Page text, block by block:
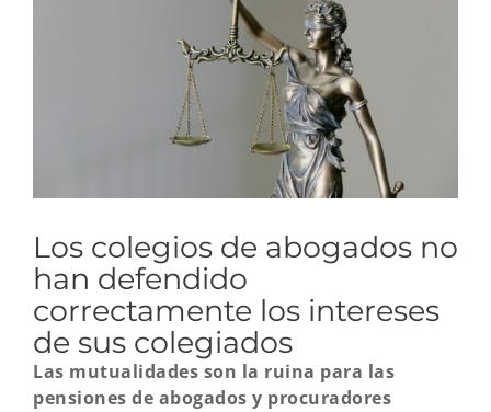
Los colegios de abogados no
han defendido
correctamente los intereses
de sus colegiados
Las mutualidades son la ruina para las
pensiones de abogados y procuradores